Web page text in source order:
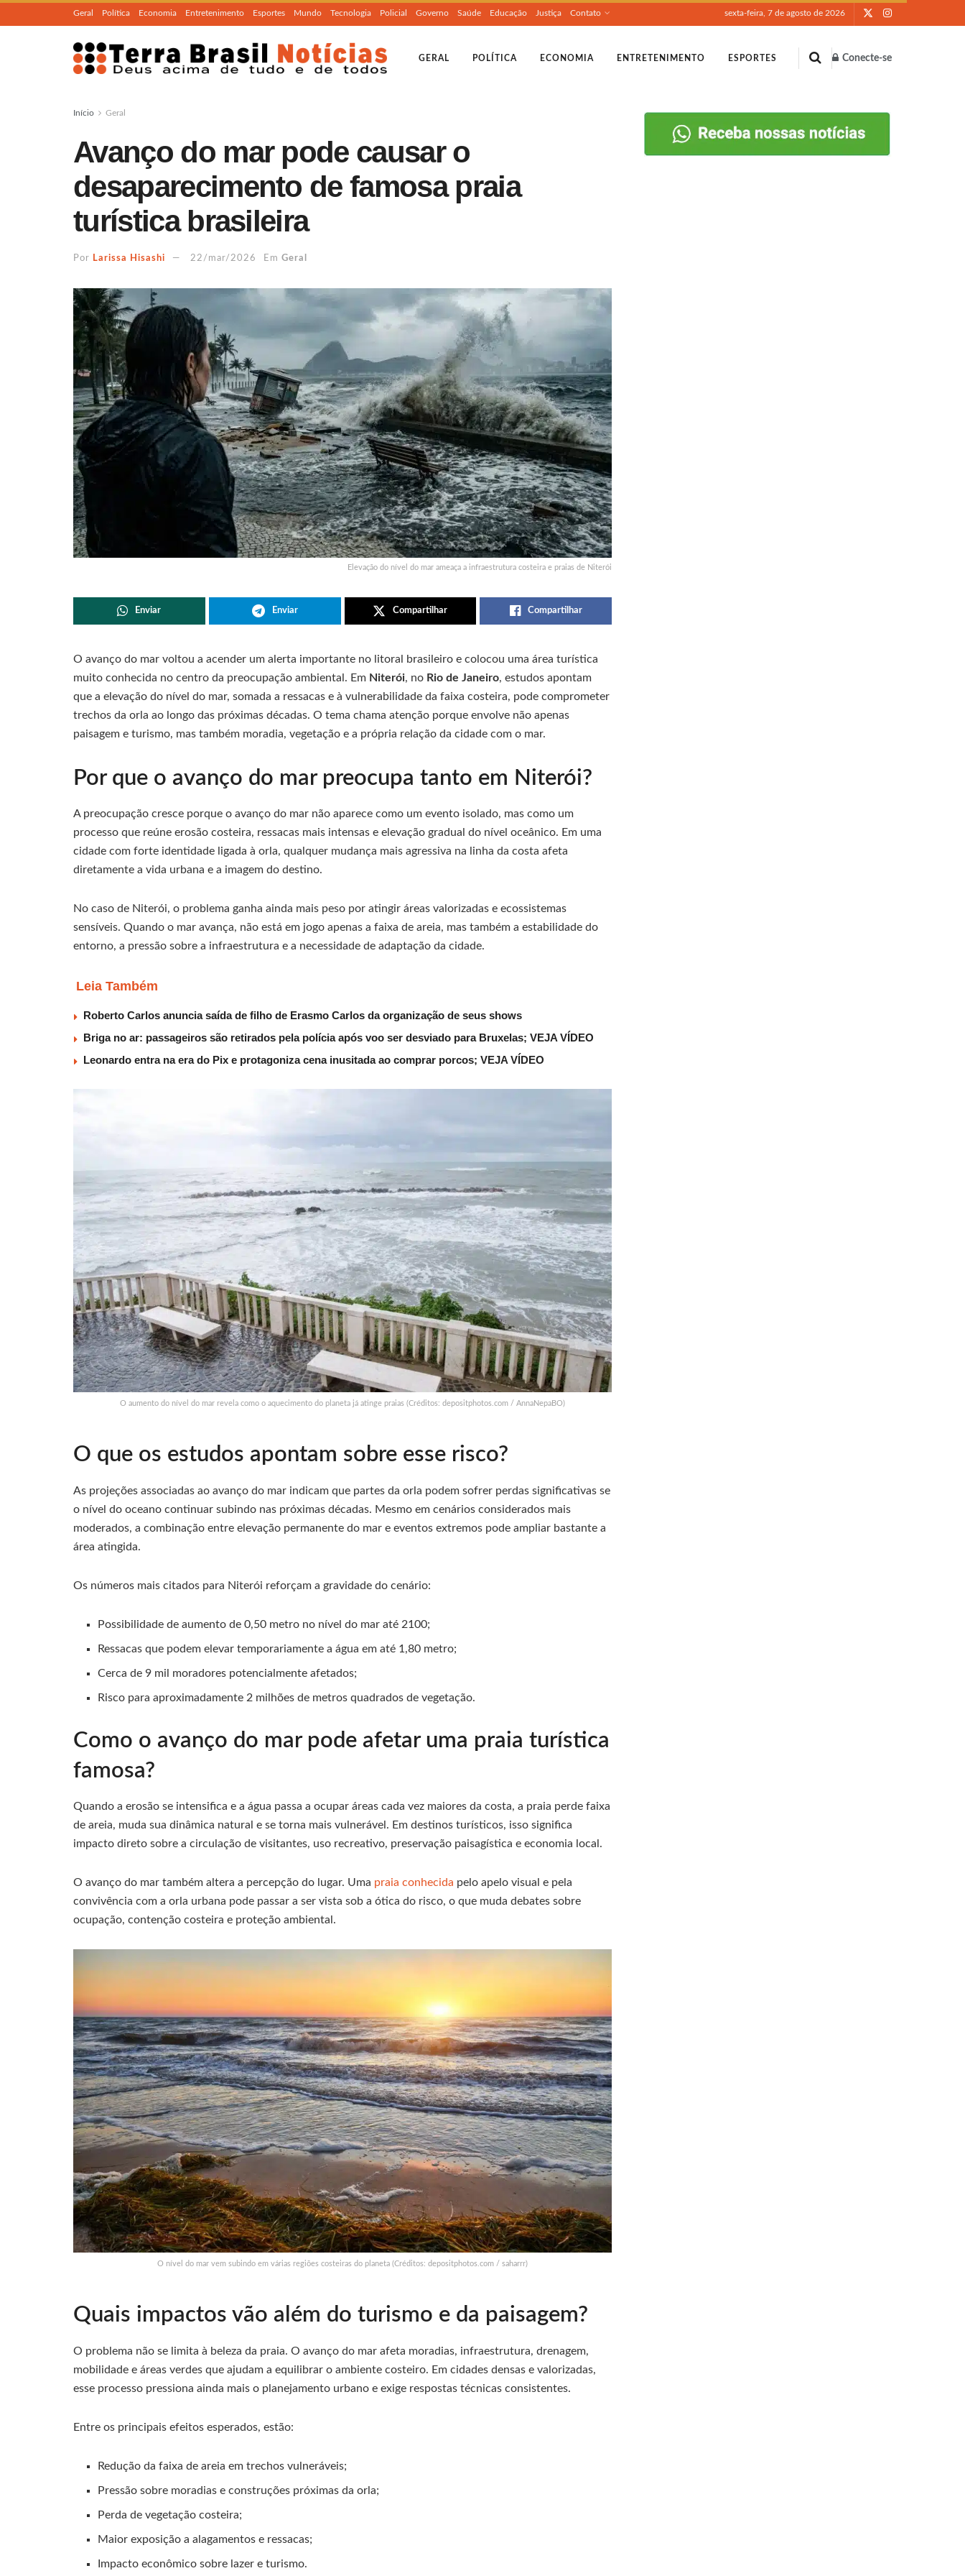
Geral Política Economia Entretenimento Esportes Mundo Tecnologia Policial Governo Saúde Educação Justiça Contato sexta-feira, 7 de agosto de 2026
GERAL POLÍTICA ECONOMIA ENTRETENIMENTO ESPORTES Conecte-se
Início Geral
Avanço do mar pode causar o
desaparecimento de famosa praia
turística brasileira
Por Larissa Hisashi 22/mar/2026 Em Geral
Elevação do nível do mar ameaça a infraestrutura costeira e praias de Niterói
Enviar Enviar Compartilhar Compartilhar
O avanço do mar voltou a acender um alerta importante no litoral brasileiro e colocou uma área turística
muito conhecida no centro da preocupação ambiental. Em Niterói, no Rio de Janeiro, estudos apontam
que a elevação do nível do mar, somada a ressacas e à vulnerabilidade da faixa costeira, pode comprometer
trechos da orla ao longo das próximas décadas. O tema chama atenção porque envolve não apenas
paisagem e turismo, mas também moradia, vegetação e a própria relação da cidade com o mar.
Por que o avanço do mar preocupa tanto em Niterói?
A preocupação cresce porque o avanço do mar não aparece como um evento isolado, mas como um
processo que reúne erosão costeira, ressacas mais intensas e elevação gradual do nível oceânico. Em uma
cidade com forte identidade ligada à orla, qualquer mudança mais agressiva na linha da costa afeta
diretamente a vida urbana e a imagem do destino.
No caso de Niterói, o problema ganha ainda mais peso por atingir áreas valorizadas e ecossistemas
sensíveis. Quando o mar avança, não está em jogo apenas a faixa de areia, mas também a estabilidade do
entorno, a pressão sobre a infraestrutura e a necessidade de adaptação da cidade.
Leia Também
Roberto Carlos anuncia saída de filho de Erasmo Carlos da organização de seus shows
Briga no ar: passageiros são retirados pela polícia após voo ser desviado para Bruxelas; VEJA VÍDEO
Leonardo entra na era do Pix e protagoniza cena inusitada ao comprar porcos; VEJA VÍDEO
O aumento do nível do mar revela como o aquecimento do planeta já atinge praias (Créditos: depositphotos.com / AnnaNepaBO)
O que os estudos apontam sobre esse risco?
As projeções associadas ao avanço do mar indicam que partes da orla podem sofrer perdas significativas se
o nível do oceano continuar subindo nas próximas décadas. Mesmo em cenários considerados mais
moderados, a combinação entre elevação permanente do mar e eventos extremos pode ampliar bastante a
área atingida.
Os números mais citados para Niterói reforçam a gravidade do cenário:
Possibilidade de aumento de 0,50 metro no nível do mar até 2100;
Ressacas que podem elevar temporariamente a água em até 1,80 metro;
Cerca de 9 mil moradores potencialmente afetados;
Risco para aproximadamente 2 milhões de metros quadrados de vegetação.
Como o avanço do mar pode afetar uma praia turística
famosa?
Quando a erosão se intensifica e a água passa a ocupar áreas cada vez maiores da costa, a praia perde faixa
de areia, muda sua dinâmica natural e se torna mais vulnerável. Em destinos turísticos, isso significa
impacto direto sobre a circulação de visitantes, uso recreativo, preservação paisagística e economia local.
O avanço do mar também altera a percepção do lugar. Uma praia conhecida pelo apelo visual e pela
convivência com a orla urbana pode passar a ser vista sob a ótica do risco, o que muda debates sobre
ocupação, contenção costeira e proteção ambiental.
O nível do mar vem subindo em várias regiões costeiras do planeta (Créditos: depositphotos.com / saharrr)
Quais impactos vão além do turismo e da paisagem?
O problema não se limita à beleza da praia. O avanço do mar afeta moradias, infraestrutura, drenagem,
mobilidade e áreas verdes que ajudam a equilibrar o ambiente costeiro. Em cidades densas e valorizadas,
esse processo pressiona ainda mais o planejamento urbano e exige respostas técnicas consistentes.
Entre os principais efeitos esperados, estão:
Redução da faixa de areia em trechos vulneráveis;
Pressão sobre moradias e construções próximas da orla;
Perda de vegetação costeira;
Maior exposição a alagamentos e ressacas;
Impacto econômico sobre lazer e turismo.